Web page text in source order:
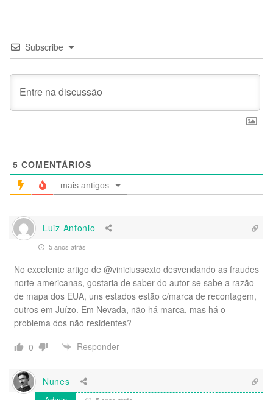
Subscribe
5 COMENTÁRIOS
mais antigos
Luiz Antonio
5 anos atrás
No excelente artigo de @viniciussexto desvendando as fraudes
norte-americanas, gostaria de saber do autor se sabe a razão
de mapa dos EUA, uns estados estão c/marca de recontagem,
outros em Juízo. Em Nevada, não há marca, mas há o
problema dos não residentes?
0
Responder
Nunes